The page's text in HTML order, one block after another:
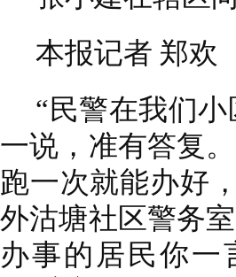
本报记者 郑欢
“民警在我们
一说，准有答复
跑一次就能办好
外沽塘社区警务
办事的居民你一